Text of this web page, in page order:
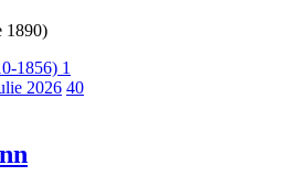
1890)
2026 40